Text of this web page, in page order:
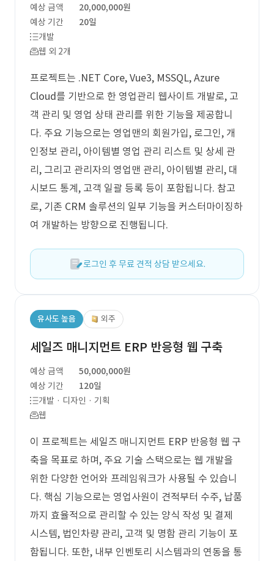
예상 금액
20,000,000원
예상 기간
20일
개발
웹 외 2개
프로젝트는 .NET Core, Vue3, MSSQL, Azure
Cloud를 기반으로 한 영업관리 웹사이트 개발로, 고
객 관리 및 영업 상태 관리를 위한 기능을 제공합니
다. 주요 기능으로는 영업맨의 회원가입, 로그인, 개
인정보 관리, 아이템별 영업 관리 리스트 및 상세 관
리, 그리고 관리자의 영업맨 관리, 아이템별 관리, 대
시보드 통계, 고객 일괄 등록 등이 포함됩니다. 참고
로, 기존 CRM 솔루션의 일부 기능을 커스터마이징하
여 개발하는 방향으로 진행됩니다.
로그인 후 무료 견적 상담 받으세요.
유사도 높음 외주
세일즈 매니지먼트 ERP 반응형 웹 구축
예상 금액
50,000,000원
예상 기간
120일
개발 · 디자인 · 기획
웹
이 프로젝트는 세일즈 매니지먼트 ERP 반응형 웹 구
축을 목표로 하며, 주요 기술 스택으로는 웹 개발을
위한 다양한 언어와 프레임워크가 사용될 수 있습니
다. 핵심 기능으로는 영업사원이 견적부터 수주, 납품
까지 효율적으로 관리할 수 있는 양식 작성 및 결제
시스템, 법인차량 관리, 고객 및 명함 관리 기능이 포
함됩니다. 또한, 내부 인벤토리 시스템과의 연동을 통